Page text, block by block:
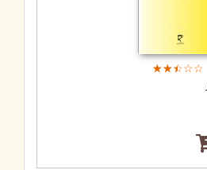
☆☆☆☆☆
★★★★★